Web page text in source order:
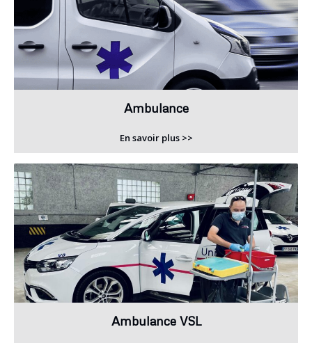
Ambulance
En savoir plus >>
Ambulance VSL